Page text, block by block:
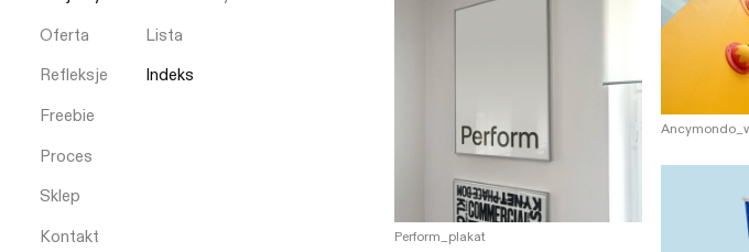
Oferta
Refleksje
Freebie
Proces
Sklep
Kontakt
Lista
Indeks
Perform_plakat